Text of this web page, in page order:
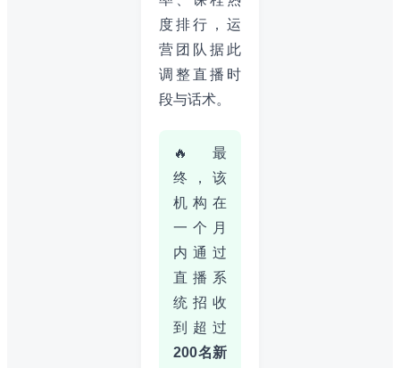
度排行，运
营团队据此
调整直播时
段与话术。
🔥 最
终，该
机构在
一个月
内通过
直播系
统招收
到超过
200名新